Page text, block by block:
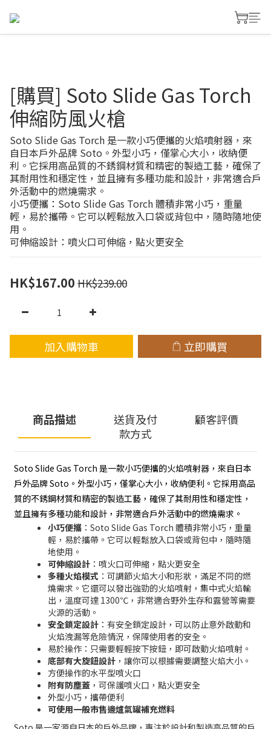
[購買] Soto Slide Gas Torch
伸縮防風火槍
Soto Slide Gas Torch 是一款小巧便攜的火焰噴射器，來
自日本戶外品牌 Soto。外型小巧，僅掌心大小，收納便
利。它採用高品質的不銹鋼材質和精密的製造工藝，確保了
其耐用性和穩定性，並且擁有多種功能和設計，非常適合戶
外活動中的燃燒需求。
小巧便攜：Soto Slide Gas Torch 體積非常小巧，重量
輕，易於攜帶。它可以輕鬆放入口袋或背包中，隨時隨地使
用。
可伸縮設計：噴火口可伸縮，點火更安全
HK$167.00 HK$239.00
加入購物車 立即購買
商品描述
送貨及付
款方式
顧客評價
Soto Slide Gas Torch 是一款小巧便攜的火焰噴射器，來自日本
戶外品牌 Soto。外型小巧，僅掌心大小，收納便利。它採用高品
質的不銹鋼材質和精密的製造工藝，確保了其耐用性和穩定性，
並且擁有多種功能和設計，非常適合戶外活動中的燃燒需求。
小巧便攜 ：Soto Slide Gas Torch 體積非常小巧，重量
輕，易於攜帶。它可以輕鬆放入口袋或背包中，隨時隨
地使用。
可伸縮設計 ：噴火口可伸縮，點火更安全
多種火焰模式 ：可調節火焰大小和形狀，滿足不同的燃
燒需求。它還可以發出強勁的火焰噴射，集中式火焰輸
出，溫度可達 1300℃，非常適合野外生存和露營等需要
火源的活動。
安全鎖定設計 ：有安全鎖定設計，可以防止意外啟動和
火焰洩漏等危險情況，保障使用者的安全。
易於操作：只需要輕輕按下按鈕，即可啟動火焰噴射。
底部有大旋鈕設計 ，讓你可以根據需要調整火焰大小。
方便操作的水平型噴火口
附有防塵蓋 ，可保護噴火口，點火更安全
外型小巧，攜帶便利
可使用一般市售邊爐氣罐補充燃料